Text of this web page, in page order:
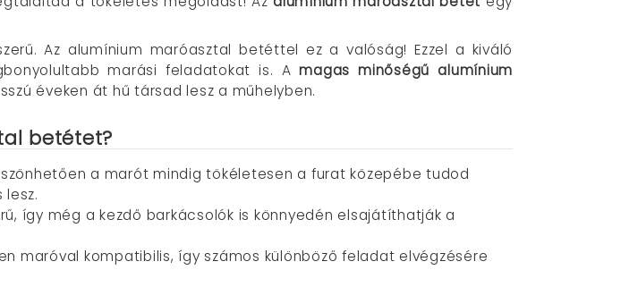
Az alumínium maróasztal betéttel ez a valóság! Ezzel a kiváló
marási feladatokat is. Amagas minőségű alumínium
éveken át hű társad lesz a műhelyben.
betétet?
a marót mindig tökéletesen a furat közepébe tudod
így még a kezdő barkácsolók is könnyedén elsajátíthatják a
maróval kompatibilis, így számos különböző feladat elvégzésére